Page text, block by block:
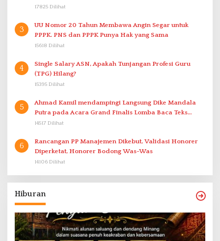
17825 Dilihat
3
UU Nomor 20 Tahun Membawa Angin Segar untuk
PPPK. PNS dan PPPK Punya Hak yang Sama
15618 Dilihat
4
Single Salary ASN, Apakah Tunjangan Profesi Guru
(TPG) Hilang?
15395 Dilihat
5
Ahmad Kamil mendampingi Langsung Dike Mandala
Putra pada Acara Grand Finalis Lomba Baca Teks
Proklamasi Mirip Bung Karno di Bali
14517 Dilihat
6
Rancangan PP Manajemen Dikebut, Validasi Honorer
Diperketat, Honorer Bodong Was-Was
14106 Dilihat
Hiburan